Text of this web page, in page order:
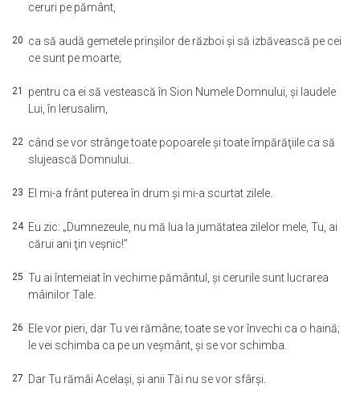
ceruri pe pământ,
20 ca să audă gemetele prinşilor de război şi să izbăvească pe cei
ce sunt pe moarte;
21 pentru ca ei să vestească în Sion Numele Domnului, şi laudele
Lui, în Ierusalim,
22 când se vor strânge toate popoarele şi toate împărăţiile ca să
slujească Domnului.
23 El mi-a frânt puterea în drum şi mi-a scurtat zilele.
24 Eu zic: „Dumnezeule, nu mă lua la jumătatea zilelor mele, Tu, ai
cărui ani ţin veşnic!”
25 Tu ai întemeiat în vechime pământul, şi cerurile sunt lucrarea
mâinilor Tale.
26 Ele vor pieri, dar Tu vei rămâne; toate se vor învechi ca o haină;
le vei schimba ca pe un veşmânt, şi se vor schimba.
27 Dar Tu rămâi Acelaşi, şi anii Tăi nu se vor sfârşi.